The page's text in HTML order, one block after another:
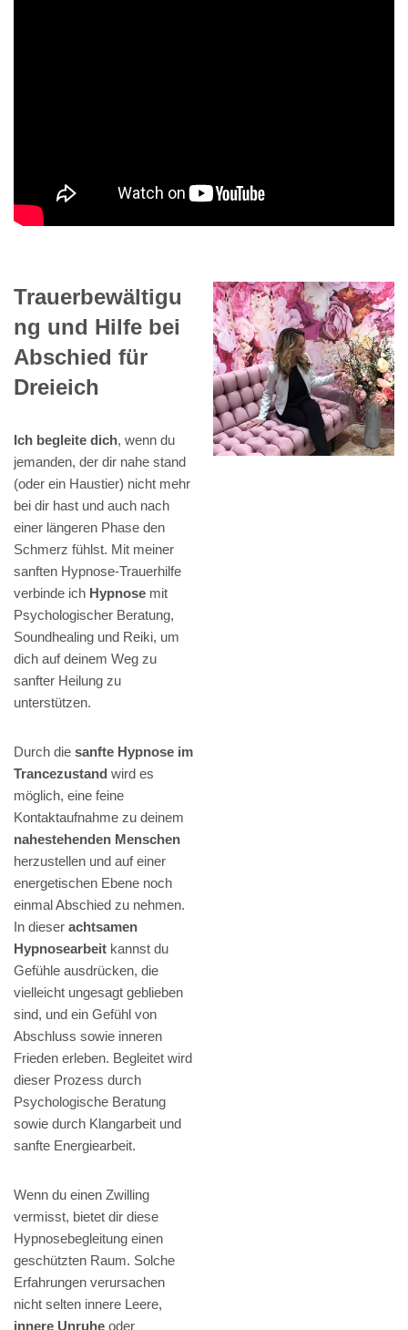
Trauerbewältigu
ng und Hilfe bei
Abschied für
Dreieich
Ich begleite dich, wenn du
jemanden, der dir nahe stand
(oder ein Haustier) nicht mehr
bei dir hast und auch nach
einer längeren Phase den
Schmerz fühlst. Mit meiner
sanften Hypnose-Trauerhilfe
verbinde ich Hypnose mit
Psychologischer Beratung,
Soundhealing und Reiki, um
dich auf deinem Weg zu
sanfter Heilung zu
unterstützen.
Durch die sanfte Hypnose im
Trancezustand wird es
möglich, eine feine
Kontaktaufnahme zu deinem
nahestehenden Menschen
herzustellen und auf einer
energetischen Ebene noch
einmal Abschied zu nehmen.
In dieser achtsamen
Hypnosearbeit kannst du
Gefühle ausdrücken, die
vielleicht ungesagt geblieben
sind, und ein Gefühl von
Abschluss sowie inneren
Frieden erleben. Begleitet wird
dieser Prozess durch
Psychologische Beratung
sowie durch Klangarbeit und
sanfte Energiearbeit.
Wenn du einen Zwilling
vermisst, bietet dir diese
Hypnosebegleitung einen
geschützten Raum. Solche
Erfahrungen verursachen
nicht selten innere Leere,
innere Unruhe oder